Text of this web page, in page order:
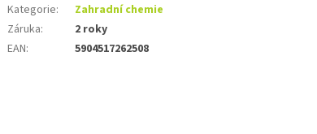
Kategorie:
Zahradní chemie
Záruka:
2 roky
EAN: 5904517262508